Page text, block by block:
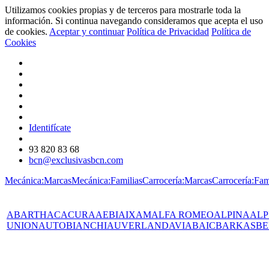
Utilizamos cookies propias y de terceros para mostrarle toda la
información. Si continua navegando consideramos que acepta el uso
de cookies. Aceptar y continuar Política de Privacidad Política de
Cookies
Identifícate
93 820 83 68
bcn@exclusivasbcn.com
Mecánica:MarcasMecánica:FamiliasCarrocería:Marcas
ABARTHACACURAAEBIAIXAMALFA ROMEOALPINA
UNIONAUTOBIANCHIAUVERLANDAVIABAICBARKAS